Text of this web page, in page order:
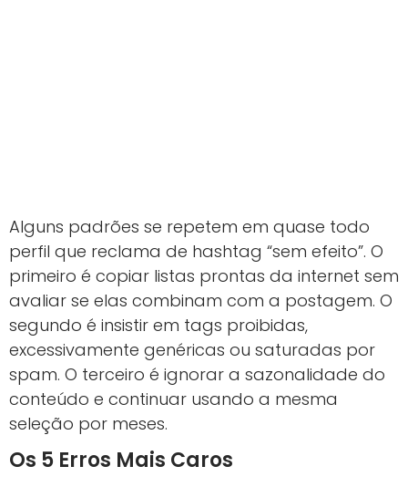
Alguns padrões se repetem em quase todo
perfil que reclama de hashtag “sem efeito”. O
primeiro é copiar listas prontas da internet sem
avaliar se elas combinam com a postagem. O
segundo é insistir em tags proibidas,
excessivamente genéricas ou saturadas por
spam. O terceiro é ignorar a sazonalidade do
conteúdo e continuar usando a mesma
seleção por meses.
Os 5 Erros Mais Caros